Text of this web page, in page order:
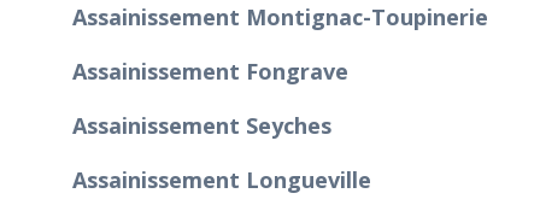
Assainissement Montignac-Toupinerie
Assainissement Fongrave
Assainissement Seyches
Assainissement Longueville